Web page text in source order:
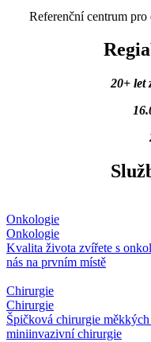
Referenční centrum
20+ let
Onkologie
Onkologie
Kvalita života zvířete s
nás na prvním místě
Chirurgie
Chirurgie
Špičková chirurgie
miniinvazivní chirurgie